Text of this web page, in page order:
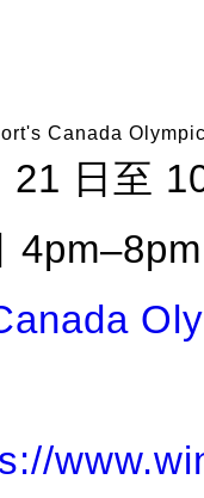
Canada
21 日至